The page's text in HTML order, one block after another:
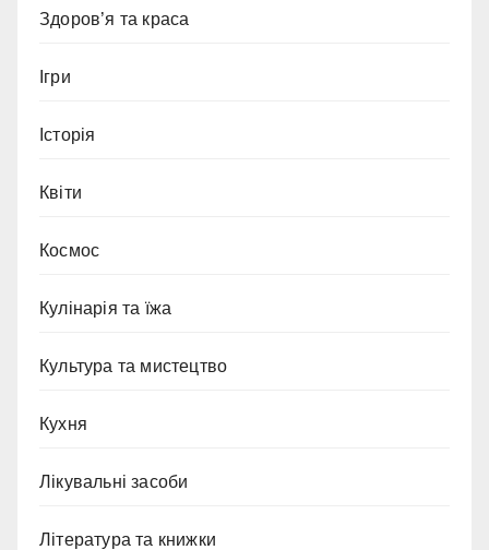
Здоров’я та краса
Ігри
Історія
Квіти
Космос
Кулінарія та їжа
Культура та мистецтво
Кухня
Лікувальні засоби
Література та книжки